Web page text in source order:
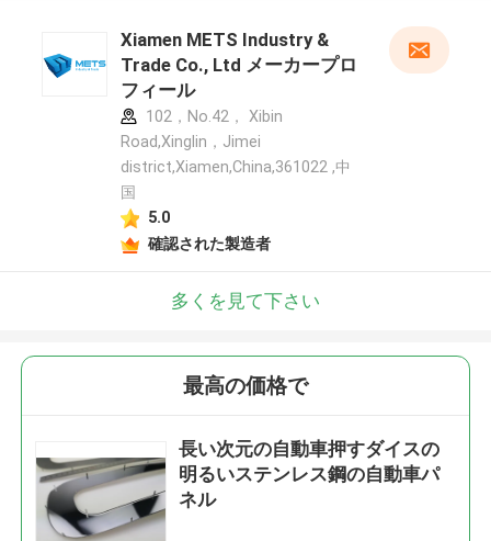
Xiamen METS Industry &
Trade Co., Ltd メーカープロ
フィール
102，No.42， Xibin
Road,Xinglin，Jimei
district,Xiamen,China,361022 ,中
国
5.0
確認された製造者
多くを見て下さい
最高の価格で
長い次元の自動車押すダイスの
明るいステンレス鋼の自動車パ
ネル